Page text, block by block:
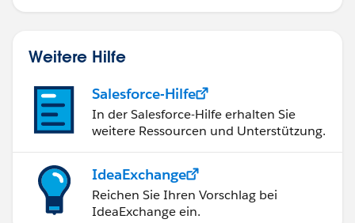
Weitere Hilfe
Salesforce-Hilfe
In der Salesforce-Hilfe erhalten Sie
weitere Ressourcen und Unterstützung.
IdeaExchange
Reichen Sie Ihren Vorschlag bei
IdeaExchange ein.